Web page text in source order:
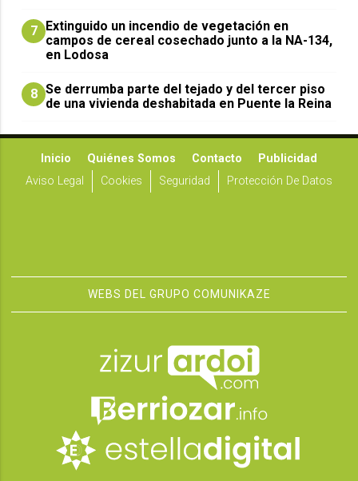
7 Extinguido un incendio de vegetación en
campos de cereal cosechado junto a la NA-134,
en Lodosa
8 Se derrumba parte del tejado y del tercer piso
de una vivienda deshabitada en Puente la Reina
Inicio Quiénes Somos Contacto
Publicidad
Aviso Legal
Cookies Seguridad Protección De Datos
WEBS DEL GRUPO COMUNIKAZE